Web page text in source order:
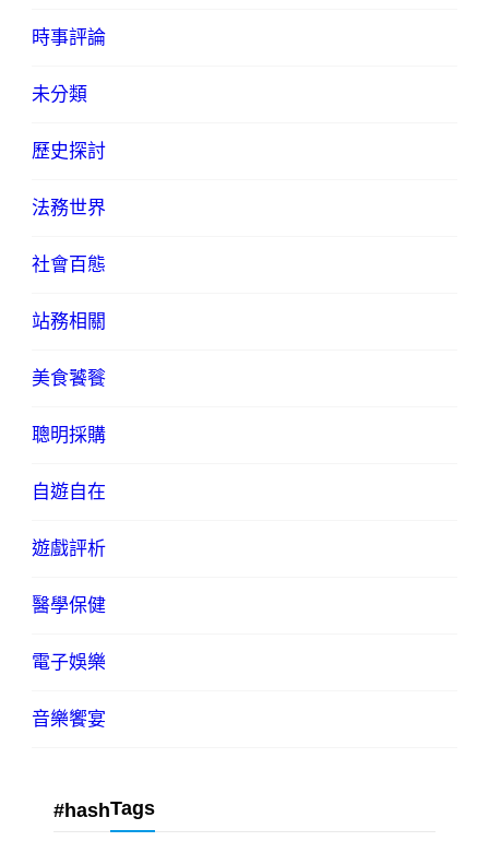
時事評論
未分類
歷史探討
法務世界
社會百態
站務相關
美食饕餮
聰明採購
自遊自在
遊戲評析
醫學保健
電子娛樂
音樂饗宴
#hashTags